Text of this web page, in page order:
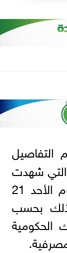
التفاصيل
التي شهدت
استقرارًا بمستهل تعاملات اليوم الأحد 21
وذلك بحسب
الحكومية